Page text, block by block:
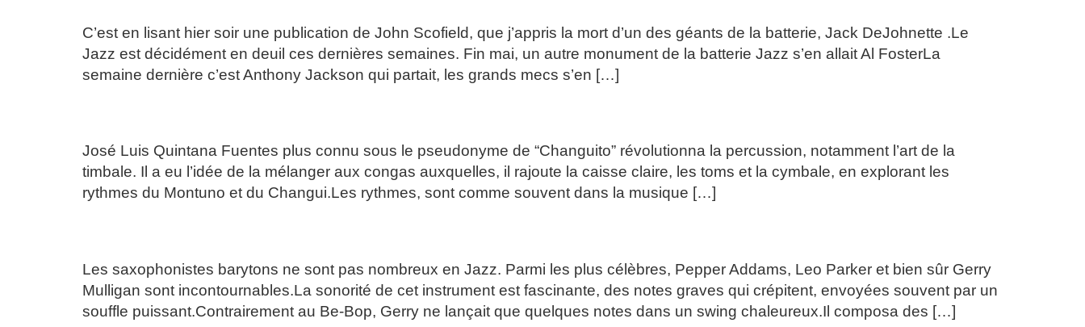
C’est en lisant hier soir une publication de John Scofield, que j’appris la mort d’un des géants de la batterie, Jack DeJohnette .Le
Jazz est décidément en deuil ces dernières semaines. Fin mai, un autre monument de la batterie Jazz s’en allait Al FosterLa
semaine dernière c’est Anthony Jackson qui partait, les grands mecs s’en […]
José Luis Quintana Fuentes plus connu sous le pseudonyme de “Changuito” révolutionna la percussion, notamment l’art de la
timbale. Il a eu l’idée de la mélanger aux congas auxquelles, il rajoute la caisse claire, les toms et la cymbale, en explorant les
rythmes du Montuno et du Changui.Les rythmes, sont comme souvent dans la musique […]
Les saxophonistes barytons ne sont pas nombreux en Jazz. Parmi les plus célèbres, Pepper Addams, Leo Parker et bien sûr Gerry
Mulligan sont incontournables.La sonorité de cet instrument est fascinante, des notes graves qui crépitent, envoyées souvent par un
souffle puissant.Contrairement au Be-Bop, Gerry ne lançait que quelques notes dans un swing chaleureux.Il composa des […]